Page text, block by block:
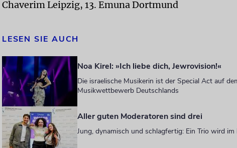
Chaverim Leipzig, 13. Emuna Dortmund
LESEN SIE AUCH
Noa Kirel: »Ich liebe dich, Jewrovision!«
Die israelische Musikerin ist der Special Act auf
Musikwettbewerb Deutschlands
Aller guten Moderatoren sind drei
Jung, dynamisch und schlagfertig: Ein Trio wird